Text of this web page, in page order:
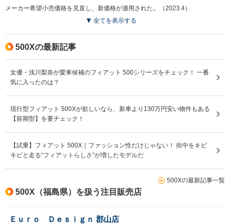
メーカー希望小売価格を見直し、新価格が適用された。（2023.4）
全てを表示する
500Xの最新記事
女優・浅川梨奈が愛車候補のフィアット 500シリーズをチェック！ 一番
気に入ったのは？
現行型フィアット 500Xが欲しいなら、新車より130万円安い物件もある
【前期型】を要チェック！
【試乗】フィアット 500X｜ファッション性だけじゃない！ 街中をキビ
キビと走る“フィアットらしさ”が増したモデルだ
500Xの最新記事一覧
500X（福島県）を扱う注目販売店
Ｅｕｒｏ Ｄｅｓｉｇｎ 郡山店